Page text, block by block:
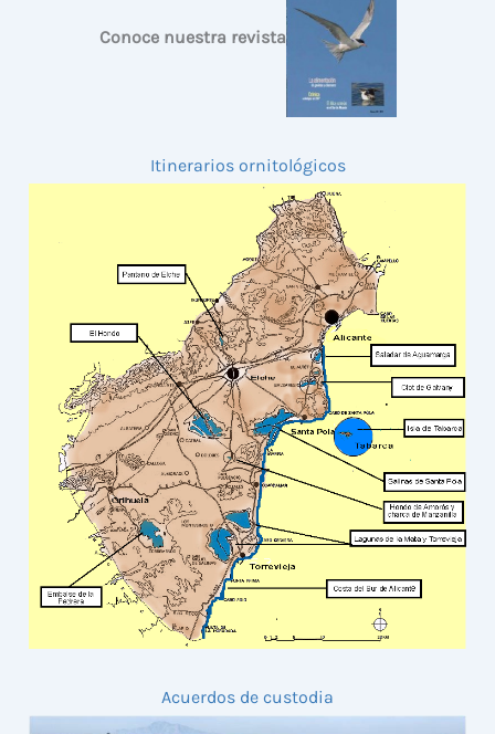
Conoce nuestra revista
Itinerarios ornitológicos
Acuerdos de custodia